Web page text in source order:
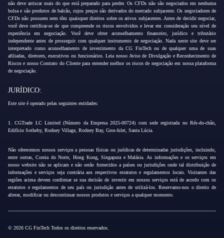
não deve arriscar mais do que está preparado para perder. Os CFDs não são negociados em nenhuma
bolsa e são produtos de balcão, cujos preços são derivados do mercado subjacente. Os negociadores de
CFDs não possuem nem têm quaisquer direitos sobre os ativos subjacentes. Antes de decidir negociar,
você deve certificar-se de que compreende os riscos envolvidos e levar em consideração seu nível de
experiência em negociação. Você deve obter aconselhamento financeiro, jurídico e tributário
independente antes de prosseguir com qualquer instrumento de negociação. Nada neste site deve ser
interpretado como aconselhamento de investimento da CG FinTech ou de qualquer uma de suas
afiliadas, diretores, executivos ou funcionários. Leia nosso Aviso de Divulgação e Reconhecimento de
Riscos e nosso Contrato do Cliente para entender melhor os riscos de negociação em nossa plataforma
de negociação.
JURÍDICO:
Este site é operado pelas seguintes entidades:
1. CGTrade LC Limited (Número da Empresa 2025-00724) com sede registrada no Rés-do-chão,
Edifício Sotheby, Rodney Village, Rodney Bay, Gros-Islet, Santa Lúcia.
Não oferecemos nossos serviços a pessoas físicas ou jurídicas de determinadas jurisdições, incluindo,
entre outras, Coreia do Norte, Hong Kong, Singapura e Malásia. As informações e os serviços em
nosso website não se aplicam e não serão fornecidos a países ou jurisdições onde tal distribuição de
informações e serviços seja contrária aos respectivos estatutos e regulamentos locais. Visitantes das
regiões acima devem confirmar se sua decisão de investir em nossos serviços está de acordo com os
estatutos e regulamentos de seu país ou jurisdição antes de utilizá-los. Reservamo-nos o direito de
alterar, modificar ou descontinuar nossos produtos e serviços a qualquer momento.
© 2026 CG FinTech Todos os direitos reservados.